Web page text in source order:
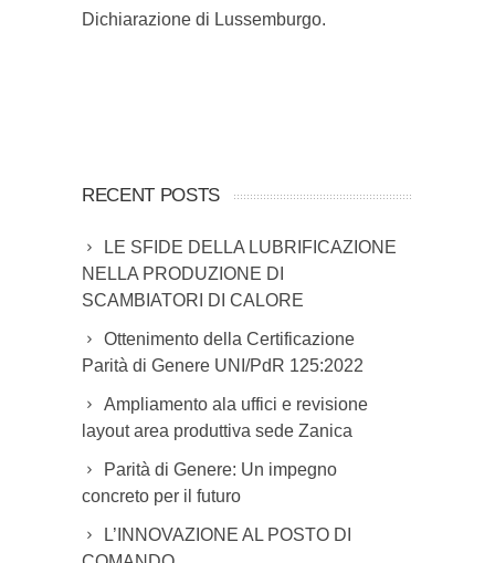
Dichiarazione di Lussemburgo.
RECENT POSTS
LE SFIDE DELLA LUBRIFICAZIONE
NELLA PRODUZIONE DI
SCAMBIATORI DI CALORE
Ottenimento della Certificazione
Parità di Genere UNI/PdR 125:2022
Ampliamento ala uffici e revisione
layout area produttiva sede Zanica
Parità di Genere: Un impegno
concreto per il futuro
L’INNOVAZIONE AL POSTO DI